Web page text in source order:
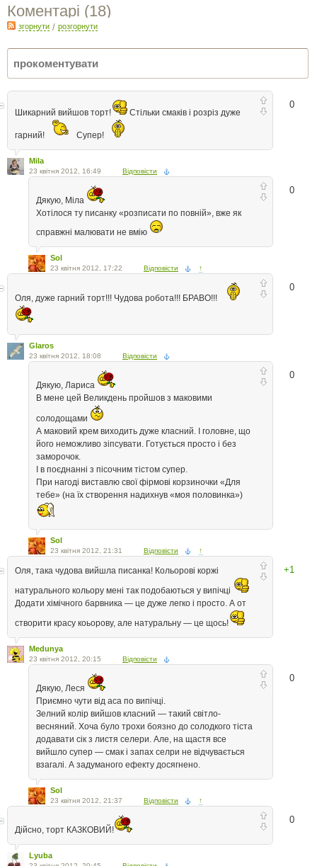
Коментарі (18)
згорнути / розгорнути
0
Шикарний вийшов торт! Стільки смаків і розріз дуже
гарний! Супер!
Mila
23 квітня 2012, 16:49 Відповісти
0
Дякую, Міла
Хотілося ту писанку «розписати по повній», вже як
справжні малювати не вмію
Sol
23 квітня 2012, 17:22 Відповісти ↑
0
Оля, дуже гарний торт!!! Чудова робота!!! БРАВО!!!
Glaros
23 квітня 2012, 18:08 Відповісти
0
Дякую, Лариса
В мене цей Великдень пройшов з маковими
солодощами
А маковий крем виходить дуже класний. І головне, що
його неможливо зіпсувати. Готується просто і без
заморочок.
І в поєднанні з пісочним тістом супер.
При нагоді виставлю свої фірмові корзиночки «Для
тебе» (на їх створення надихнув «моя половинка»)
Sol
23 квітня 2012, 21:31 Відповісти ↑
+1
Оля, така чудова вийшла писанка! Кольорові коржі
натурального кольору мені так подобаються у випічці
Додати хімічного барвника — це дуже легко і просто. А от
створити красу коьорову, але натуральну — це щось!
Medunya
23 квітня 2012, 20:15 Відповісти
0
Дякую, Леся
Приємно чути від аса по випічці.
Зелний колір вийшов класний — такий світло-
весняний. Хоча було трохи боязно до солодкого тіста
додавати сік з листя селери. Але, на щастя все
вийшло супер — смак і запах селри не відчувається
взагалі. А задуманого ефекту досягнено.
Sol
23 квітня 2012, 21:37 Відповісти ↑
0
Дійсно, торт КАЗКОВИЙ!
Lyuba